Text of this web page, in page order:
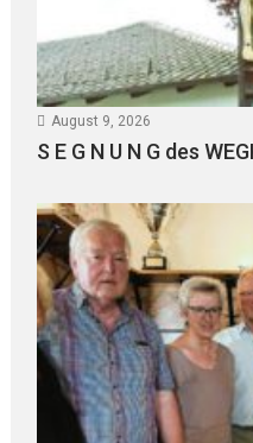
August 9, 2026
S E G N U N G des